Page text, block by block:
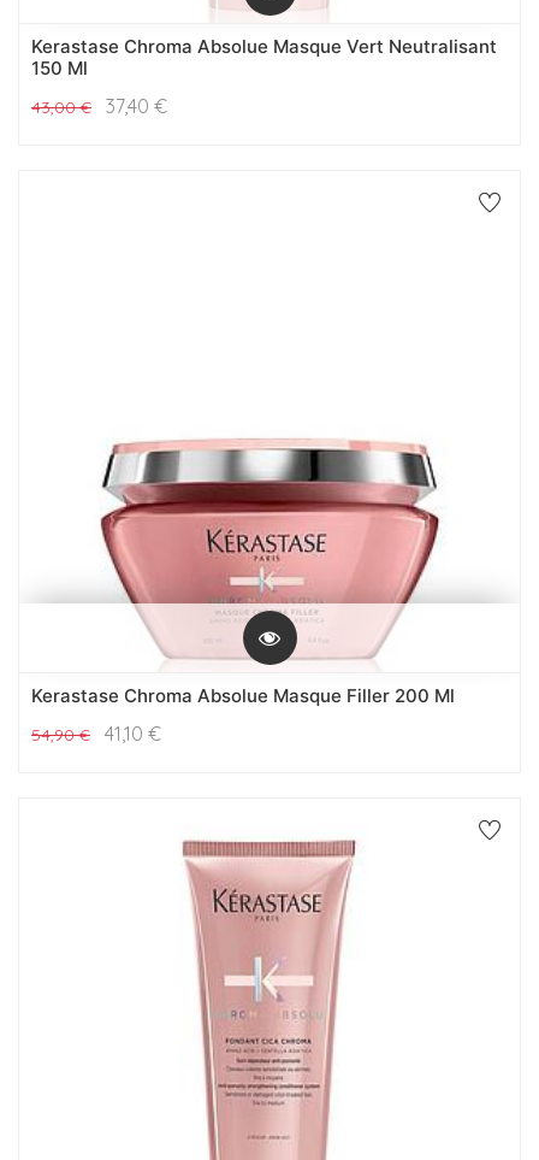
Kerastase Chroma Absolue Masque Vert Neutralisant
150 Ml
43,00€ 37,40 €
Kerastase Chroma Absolue Masque Filler 200 Ml
54,90€ 41,10 €